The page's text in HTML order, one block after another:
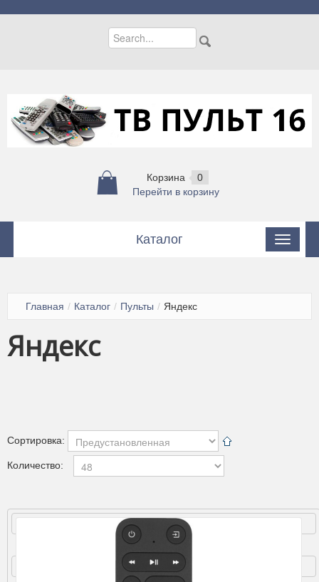
Корзина
0
Перейти в корзину
Каталог
Цифровые приставки
Чехлы для пультов
Антенны
Усиление сотовой связи и 4G интернета
Главная / Каталог / Пульты / Яндекс
Яндекс
Сортировка:
Количество:
Подробнее